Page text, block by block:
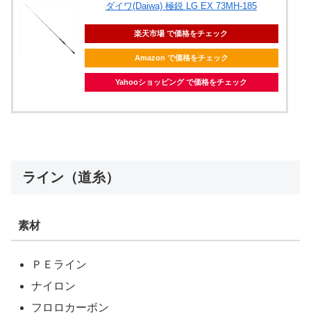
ダイワ(Daiwa) 極鋭 LG EX 73MH-185
楽天市場 で価格をチェック
Amazon で価格をチェック
Yahooショッピング で価格をチェック
ライン（道糸）
素材
ＰＥライン
ナイロン
フロロカーボン